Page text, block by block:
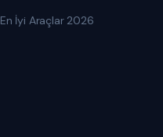
En İyi Araçlar 2026